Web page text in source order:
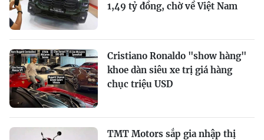
1,49 tỷ đồng, chờ về Việt Nam
Cristiano Ronaldo "show hàng"
khoe dàn siêu xe trị giá hàng
chục triệu USD
TMT Motors sắp gia nhập thị